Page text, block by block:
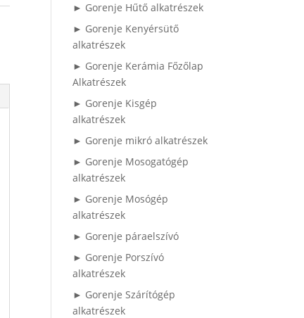
► Gorenje Hűtő alkatrészek
► Gorenje Kenyérsütő
alkatrészek
► Gorenje Kerámia Főzőlap
Alkatrészek
► Gorenje Kisgép
alkatrészek
► Gorenje mikró alkatrészek
► Gorenje Mosogatógép
alkatrészek
► Gorenje Mosógép
alkatrészek
► Gorenje páraelszívó
► Gorenje Porszívó
alkatrészek
► Gorenje Szárítógép
alkatrészek